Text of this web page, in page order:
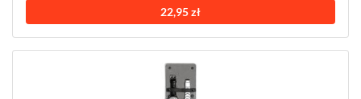
22,95 zł